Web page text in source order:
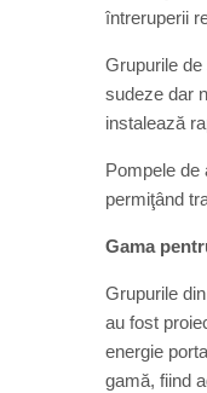
întreruperii
Grupurile
sudeze dar
instalează
Pompele de
permiţând
Gama
Grupurile
au fost
energie
gamă, fiind